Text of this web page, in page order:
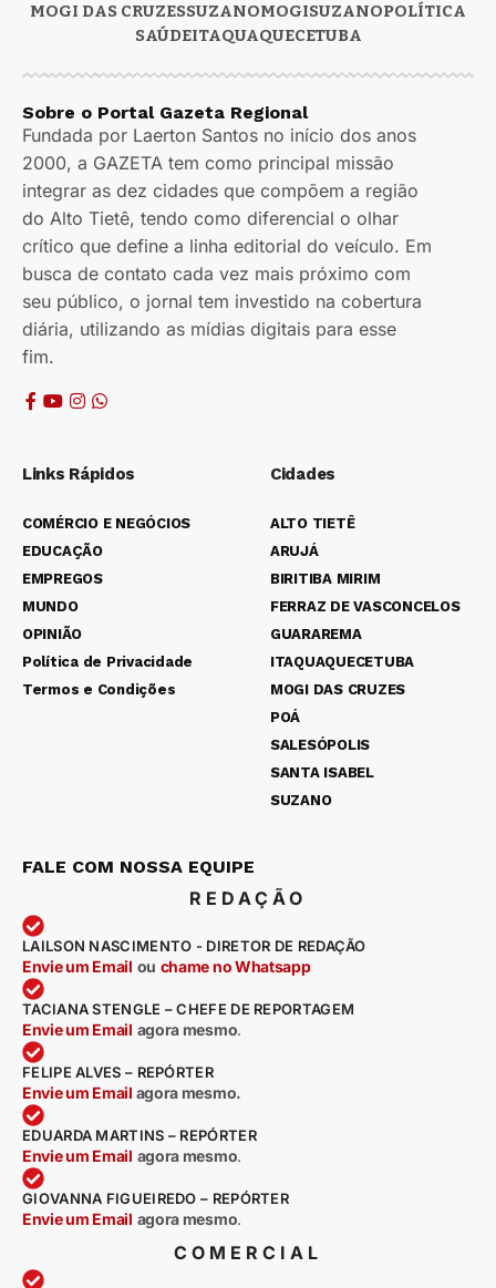
MOGI DAS CRUZESSUZANOMOGISUZANOPOLÍTICA
SAÚDEITAQUAQUECETUBA
Sobre o Portal Gazeta Regional
Fundada por Laerton Santos no início dos anos
2000, a GAZETA tem como principal missão
integrar as dez cidades que compõem a região
do Alto Tietê, tendo como diferencial o olhar
crítico que define a linha editorial do veículo. Em
busca de contato cada vez mais próximo com
seu público, o jornal tem investido na cobertura
diária, utilizando as mídias digitais para esse
fim.
Links Rápidos
COMÉRCIO E NEGÓCIOS
EDUCAÇÃO
EMPREGOS
MUNDO
OPINIÃO
Política de Privacidade
Termos e Condições
Cidades
ALTO TIETÊ
ARUJÁ
BIRITIBA MIRIM
FERRAZ DE VASCONCELOS
GUARAREMA
ITAQUAQUECETUBA
MOGI DAS CRUZES
POÁ
SALESÓPOLIS
SANTA ISABEL
SUZANO
FALE COM NOSSA EQUIPE
REDAÇÃO
LAILSON NASCIMENTO - DIRETOR DE REDAÇÃO
Envie um Email ou chame no Whatsapp
TACIANA STENGLE – CHEFE DE REPORTAGEM
Envie um Email agora mesmo.
FELIPE ALVES – REPÓRTER
Envie um Email agora mesmo.
EDUARDA MARTINS – REPÓRTER
Envie um Email agora mesmo.
GIOVANNA FIGUEIREDO – REPÓRTER
Envie um Email agora mesmo.
COMERCIAL